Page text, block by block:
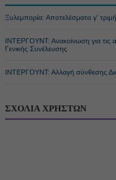
Ξυλεμπορία: Αποτελέσματα γ'
ΙΝΤΕΡΓΟΥΝΤ: Ανακοίνωση για τις
Γενικής Συνέλευσης
ΙΝΤΕΡΓΟΥΝΤ: Αλλαγή σύνθεσης
ΣΧΟΛΙΑ ΧΡΗΣΤΩΝ